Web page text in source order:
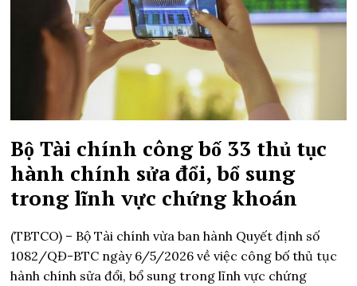
Bộ Tài chính công bố 33 thủ tục
hành chính sửa đổi, bổ sung
trong lĩnh vực chứng khoán
(TBTCO) – Bộ Tài chính vừa ban hành Quyết định số
1082/QĐ-BTC ngày 6/5/2026 về việc công bố thủ tục
hành chính sửa đổi, bổ sung trong lĩnh vực chứng